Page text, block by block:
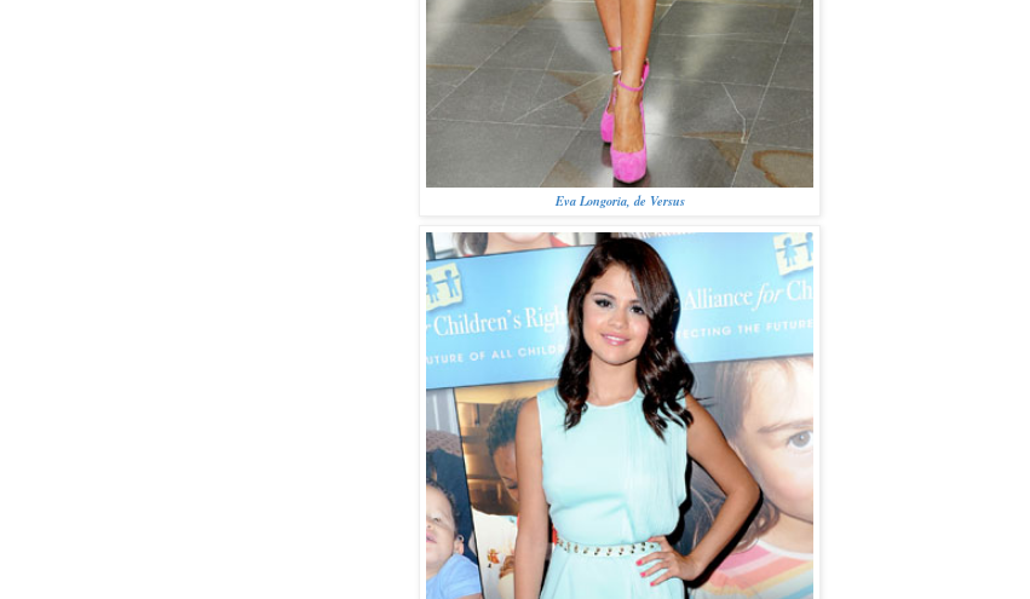
Eva Longoria, de Versus